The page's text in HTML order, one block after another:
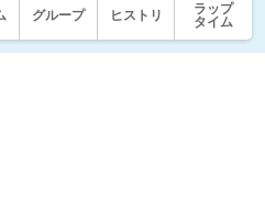
グループ ヒストリ
ラップ
タイム